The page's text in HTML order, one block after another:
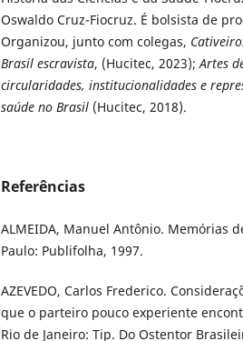
Oswaldo Cruz-Fiocruz. É bolsista de
Organizou, junto com colegas,
Brasil escravista, (Hucitec, 2023);Artes
circularidades, institucionalidades e
saúde no Brasil (Hucitec, 2018).
Referências
ALMEIDA, Manuel Antônio. Memórias
Paulo: Publifolha, 1997.
AZEVEDO, Carlos Frederico.
que o parteiro pouco experiente
Rio de Janeiro: Tip. Do Ostentor